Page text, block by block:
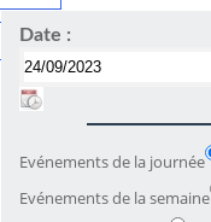
Date :
Evénements de la journée
Evénements de la semaine